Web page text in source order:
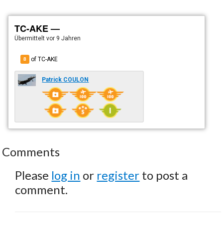
TC-AKE —
Übermitteltvor 9 Jahren
8 of TC-AKE
Patrick COULON
Comments
Please log in or register to post a
comment.